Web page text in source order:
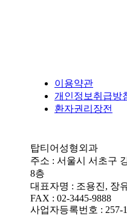
이용약관
개인정보취급방
환자권리장전
탑티어성형외과
주소 : 서울시 서초구
8층
대표자명 : 조용진, 장
FAX : 02-3445-9888
사업자등록번호 : 257-